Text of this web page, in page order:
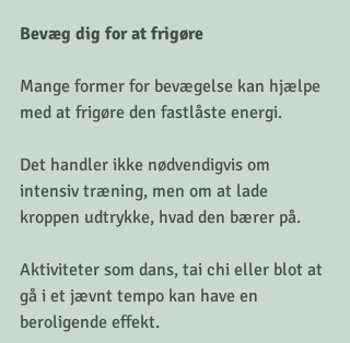
Bevæg dig for at frigøre
Mange former for bevægelse kan hjælpe
med at frigøre den fastlåste energi.
Det handler ikke nødvendigvis om
intensiv træning, men om at lade
kroppen udtrykke, hvad den bærer på.
Aktiviteter som dans, tai chi eller blot at
gå i et jævnt tempo kan have en
beroligende effekt.